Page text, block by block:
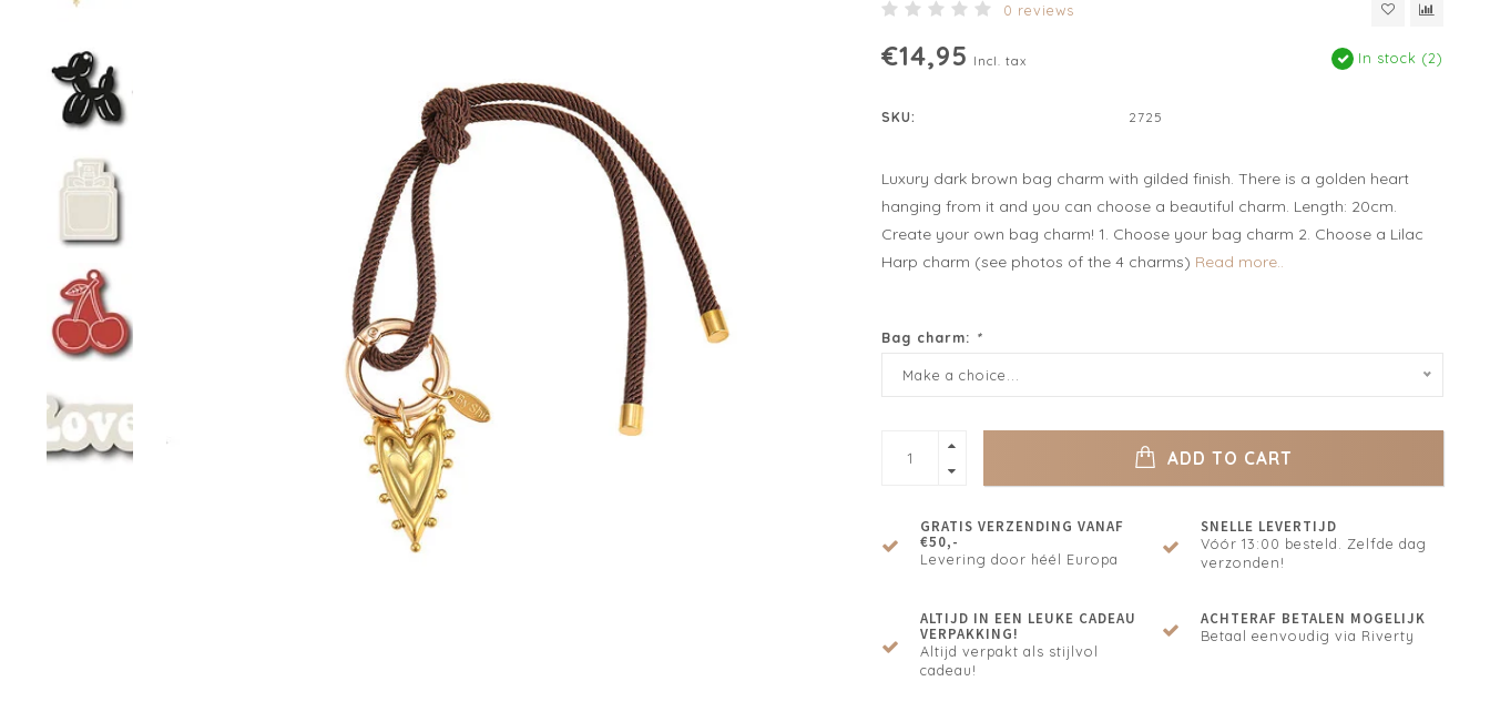
0 reviews
€14,95 Incl. tax In stock (2)
SKU: 2725
Luxury dark brown bag charm with gilded finish. There is a golden heart
hanging from it and you can choose a beautiful charm. Length: 20cm.
Create your own bag charm! 1. Choose your bag charm 2. Choose a Lilac
Harp charm (see photos of the 4 charms) Read more..
Bag charm: *
Make a choice...
ADD TO CART
GRATIS VERZENDING VANAF
€50,-
Levering door héél Europa
SNELLE LEVERTIJD
Vóór 13:00 besteld. Zelfde dag
verzonden!
ALTIJD IN EEN LEUKE CADEAU
VERPAKKING!
Altijd verpakt als stijlvol
cadeau!
ACHTERAF BETALEN MOGELIJK
Betaal eenvoudig via Riverty